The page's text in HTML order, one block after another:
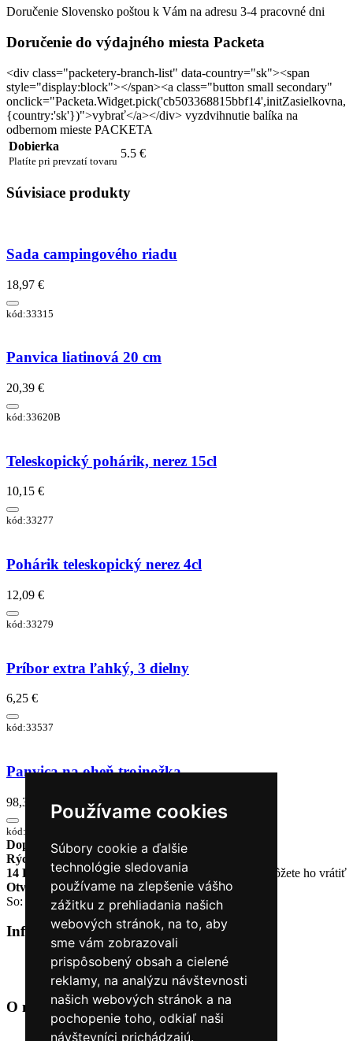
Používame cookies
Súbory cookie a ďalšie
technológie sledovania
používame na zlepšenie vášho
zážitku z prehliadania našich
webových stránok, na to, aby
sme vám zobrazovali
prispôsobený obsah a cielené
reklamy, na analýzu návštevnosti
našich webových stránok a na
pochopenie toho, odkiaľ naši
návštevníci prichádzajú.
Doručenie Slovensko poštou k Vám na adresu 3-4 pracovné dni
Doručenie do výdajného miesta Packeta
<div class="packetery-branch-list" data-country="sk"><span
style="display:block"></span><a class="button small secondary"
onclick="Packeta.Widget.pick('cb503368815bbf14',initZasielkovna,
{country:'sk'})">vybrať</a></div> vyzdvihnutie balíka na
odbernom mieste PACKETA
Dobierka
Platíte pri prevzatí tovaru
5.5 €
Súvisiace produkty
Sada campingového riadu
18,97 €
kód:33315
Panvica liatinová 20 cm
20,39 €
kód:33620B
Teleskopický pohárik, nerez 15cl
10,15 €
kód:33277
Pohárik teleskopický nerez 4cl
12,09 €
kód:33279
Príbor extra ľahký, 3 dielny
6,25 €
kód:33537
Panvica na oheň trojnožka
98,30 €
kód:33655A
Doprava zadarmo pri objednávke nad 230€
Rýchle dodanieTovar Vám odošleme do 24 hodín
14 Dní na vrátenie tovaruAk Vám tovar nesadne, môžete ho vrátiť
Otvorené celý týždeň Po - pia: 8:30 - 16:30
So: 9:00 - 12:00
Informácie+
O nás
Kontakt
O nás +
Úvod